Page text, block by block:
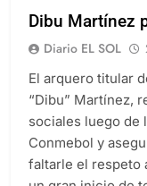
Dibu Martínez
Diario EL SOL
El arquero titular
“Dibu” Martínez,
sociales luego de
Conmebol y
faltarle el respeto